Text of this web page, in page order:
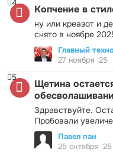
Копчение в
ну или креазот и
снято в ноябре
4
Главный
27 ноября '25
Щетина
Здравствуйте.
Пробовали
5
Павел пан
25 октября '25